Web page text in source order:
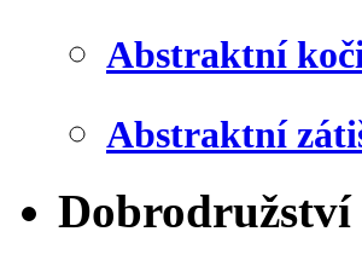
Abstraktní
Abstraktní
Dobrodružství